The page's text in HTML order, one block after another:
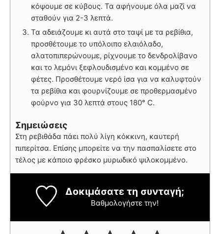
κόψουμε σε κύβους. Τα αφήνουμε όλα μαζί να
σταθούν για 2-3 λεπτά.
Τα αδειάζουμε κι αυτά στο ταψί με τα ρεβίθια,
προσθέτουμε το υπόλοιπο ελαιόλαδο,
αλατοπιπερώνουμε, ρίχνουμε το δενδρολίβανο
και το λεμόνι ξεφλουδισμένο και κομμένο σε
φέτες. Προσθέτουμε νερό ίσα για να καλυφτούν
τα ρεβίθια και φουρνίζουμε σε προθερμασμένο
φούρνο για 30 λεπτά στους 180° C.
Σημειώσεις
Στη ρεβιθάδα πάει πολύ λίγη κόκκινη, καυτερή
πιπερίτσα. Επίσης μπορείτε να την πασπαλίσετε στο
τέλος με κάποιο φρέσκο μυρωδικό ψιλοκομμένο.
Δοκιμάσατε τη συνταγή;
Βαθμολογήστε την!